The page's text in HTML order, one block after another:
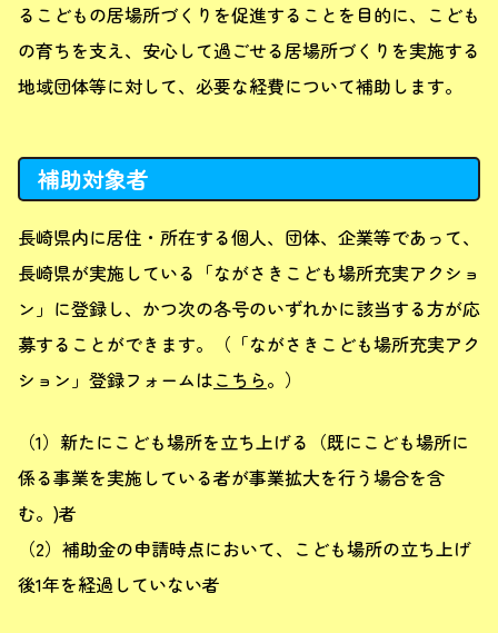
るこどもの居場所づくりを促進することを目的に、こども
の育ちを支え、安心して過ごせる居場所づくりを実施する
地域団体等に対して、必要な経費について補助します。
補助対象者
長崎県内に居住・所在する個人、団体、企業等であって、
長崎県が実施している「ながさきこども場所充実アクショ
ン」に登録し、かつ次の各号のいずれかに該当する方が応
募することができます。（「ながさきこども場所充実アク
ション」登録フォームはこちら。）
（1）新たにこども場所を立ち上げる（既にこども場所に
係る事業を実施している者が事業拡大を行う場合を含
む。)者
（2）補助金の申請時点において、こども場所の立ち上げ
後1年を経過していない者